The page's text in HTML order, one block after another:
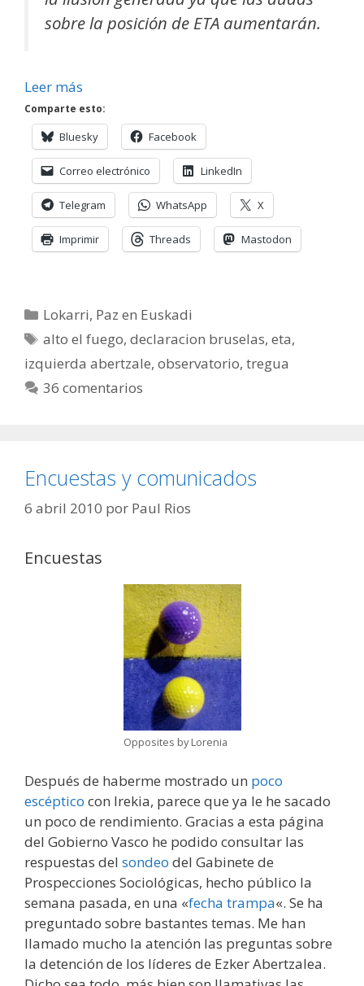
sobre la posición de ETA aumentarán.
Leer más
Comparte esto:
Bluesky Facebook
Correo electrónico LinkedIn
Telegram WhatsApp X
Imprimir Threads Mastodon
Categorías
Lokarri, Paz en Euskadi
Etiquetas
alto el fuego,declaracion bruselas,eta,
izquierda abertzale, observatorio, tregua
36 comentarios
Encuestas y comunicados
6 abril 2010 por Paul Rios
Encuestas
Opposites by Lorenia
Después de haberme mostrado un poco
escéptico con Irekia, parece que ya le he sacado
un poco de rendimiento. Gracias a esta página
del Gobierno Vasco he podido consultar las
respuestas del sondeo del Gabinete de
Prospecciones Sociológicas, hecho público la
semana pasada, en una «fecha trampa«. Se ha
preguntado sobre bastantes temas. Me han
llamado mucho la atención las preguntas sobre
la detención de los líderes de Ezker Abertzalea.